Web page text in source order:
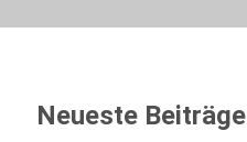
Neueste Beiträge